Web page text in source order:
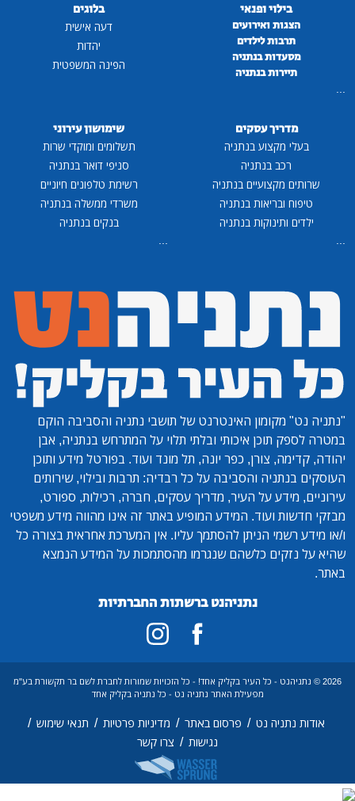
בילוי ופנאי
הצגות ואירועים
תרבות לילדים
מסעדות בנתניה
תיירות בנתניה
...
בלוגים
דעה אישית
יהדות
הפינה המשפטית
מדריך עסקים
בעלי מקצוע בנתניה
רכב בנתניה
שרותים מקצועיים בנתניה
טיפוח ובריאות בנתניה
ילדים ותינוקות בנתניה
...
שימושון עירוני
תשלומים ומוקדי שרות
סניפי דואר בנתניה
רשימת טלפונים חיוניים
משרדי ממשלה בנתניה
בנקים בנתניה
...
"נתניה נט" מקומון האינטרנט של תושבי נתניה והסביבה הוקם
במטרה לספק תוכן איכותי ובלתי תלוי על המתרחש בנתניה, אבן
יהודה, קדימה, צורן, כפר יונה, תל מונד ועוד. בפורטל מידע ותוכן
העוסקים בנתניה והסביבה על כל רבדיה: תרבות ובילוי, שירותים
עירוניים, מידע על העיר, מדריך עסקים, חברה, רכילות, ספורט,
מבזקי חדשות ועוד. המידע המופיע באתר זה אינו מהווה מידע משפטי
ו/או מידע רשמי הניתן להסתמך עליו. אין המערכת אחראית בצורה כל
שהיא על נזקים כלשהם שנגרמו מהסתמכות על המידע הנמצא
באתר.
נתניהנט ברשתות החברתיות
2026 © נתניהנט - כל העיר בקליק אחד! - כל הזכויות שמורות לחברת לשם בר תקשורת בע"מ
מפעילת האתר נתניה נט - כל נתניה בקליק אחד
אודות נתניה נט / פרסום באתר / מדיניות פרטיות / תנאי שימוש /
נגישות / צרו קשר